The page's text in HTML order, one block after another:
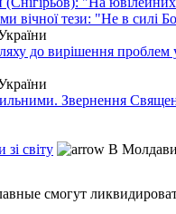
вічної тези: "Не в силі
до вирішення проблем
Звернення
світу
В
смогут